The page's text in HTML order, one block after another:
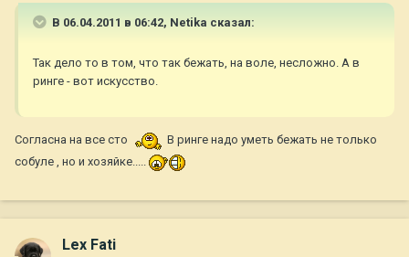
В 06.04.2011 в 06:42, Netika сказал:
Так дело то в том, что так бежать, на воле, несложно. А в
ринге - вот искусство.
Согласна на все сто
В ринге надо уметь бежать не только
собуле , но и хозяйке.....
Lex Fati